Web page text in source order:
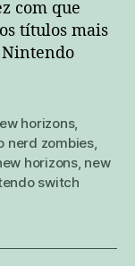
com que
títulos mais
Nintendo
horizons,
nerd zombies,
horizons, new
switch